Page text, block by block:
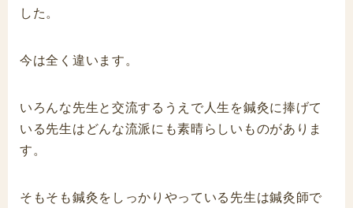
した。
今は全く違います。
いろんな先生と交流するうえで人生を鍼灸に捧げて
いる先生はどんな流派にも素晴らしいものがありま
す。
そもそも鍼灸をしっかりやっている先生は鍼灸師で